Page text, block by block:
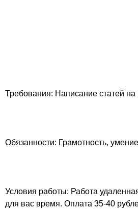
Требования: Написание статей
Обязанности: Грамотность,
Условия работы: Работа
для вас время. Оплата 35-40